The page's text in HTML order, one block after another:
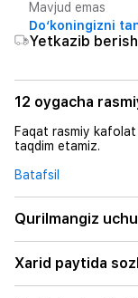
Mavjud emas
Do‘koningizni
Yetkazib berish
12 oygacha
Faqat rasmiy
taqdim etamiz.
Batafsil
Qurilmangiz
Xarid paytida